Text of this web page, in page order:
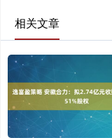
相关文章